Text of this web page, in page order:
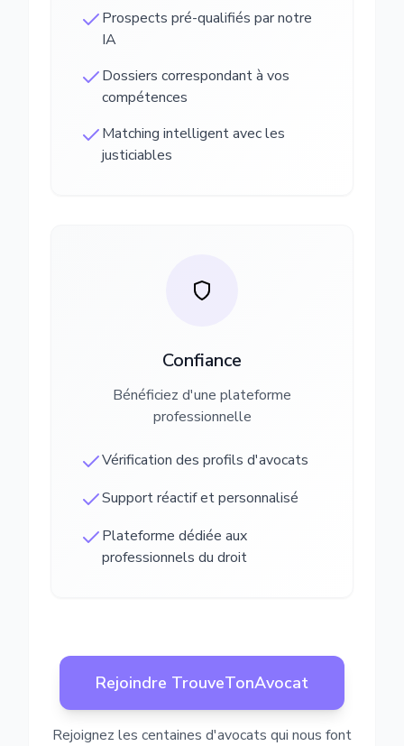
Prospects pré-qualifiés par notre
IA
Dossiers correspondant à vos
compétences
Matching intelligent avec les
justiciables
Confiance
Bénéficiez d'une plateforme
professionnelle
Vérification des profils d'avocats
Support réactif et personnalisé
Plateforme dédiée aux
professionnels du droit
Rejoindre TrouveTonAvocat
Rejoignez les centaines d'avocats qui nous font